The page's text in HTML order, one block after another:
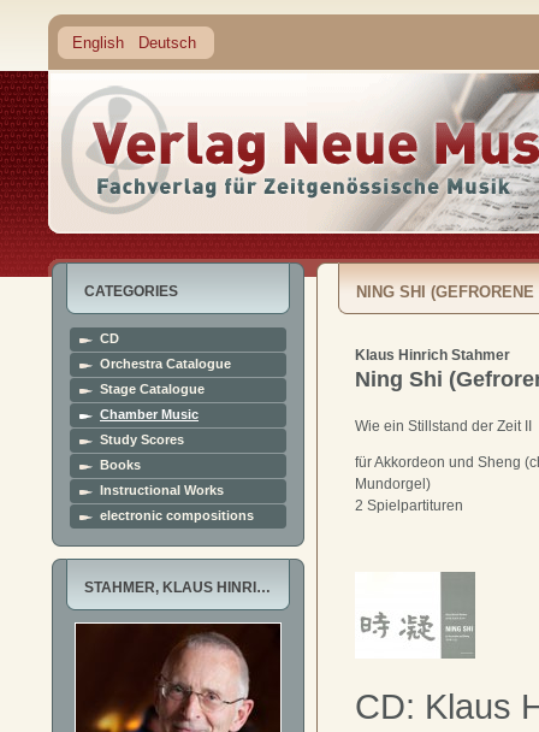
English Deutsch
CATEGORIES
CD
Orchestra Catalogue
Stage Catalogue
Chamber Music
Study Scores
Books
Instructional Works
electronic compositions
STAHMER, KLAUS HINRI…
NING SHI (GEFRORENE
Klaus Hinrich Stahmer
Ning Shi
Wie ein Stillstand der Zeit II
für Akkordeon und Sheng
Mundorgel)
2 Spielpartituren
CD: Klaus